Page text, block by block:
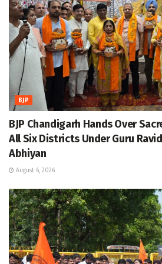
BJP
BJP Chandigarh Hands Over
All Six Districts Under Guru
Abhiyan
August 6, 2026